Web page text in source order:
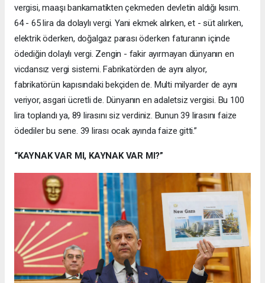
vergisi, maaşı bankamatikten çekmeden devletin aldığı kısım.
64 - 65 lira da dolaylı vergi. Yani ekmek alırken, et - süt alırken,
elektrik öderken, doğalgaz parası öderken faturanın içinde
ödediğin dolaylı vergi. Zengin - fakir ayırmayan dünyanın en
vicdansız vergi sistemi. Fabrikatörden de aynı alıyor,
fabrikatörün kapısındaki bekçiden de. Multi milyarder de aynı
veriyor, asgari ücretli de. Dünyanın en adaletsiz vergisi. Bu 100
lira toplandı ya, 89 lirasını siz verdiniz. Bunun 39 lirasını faize
ödediler bu sene. 39 lirası ocak ayında faize gitti.”
“KAYNAK VAR MI, KAYNAK VAR MI?”